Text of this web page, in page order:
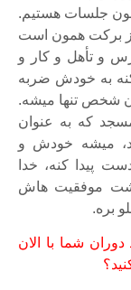
همون جلسات هستیم.
از برکت همون است
و تأهل و کار و
به خودش ضربه
شخص تنها میشه.
که به عنوان
میشه خودش و
پیدا کنه، خدا
موفقیت هاش
بره.
شما با الان